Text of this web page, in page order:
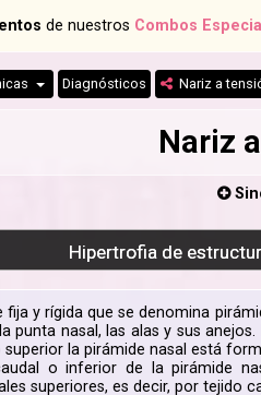
de nuestros Combos
Diagnósticos Nariz a
Nariz
Hipertrofia de
y rígida que se denomina
punta nasal, las alas y sus
la pirámide nasal está
o inferior de la pirámide
superiores, es decir, por tejido